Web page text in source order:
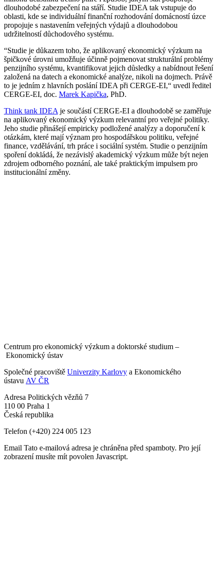
dlouhodobé zabezpečení na stáří. Studie IDEA tak vstupuje do
oblasti, kde se individuální finanční rozhodování domácností úzce
propojuje s nastavením veřejných výdajů a dlouhodobou
udržitelností důchodového systému.
“Studie je důkazem toho, že aplikovaný ekonomický výzkum na
špičkové úrovni umožňuje účinně pojmenovat strukturální problémy
penzijního systému, kvantifikovat jejich důsledky a nabídnout řešení
založená na datech a ekonomické analýze, nikoli na dojmech. Právě
to je jedním z hlavních poslání IDEA při CERGE-EI,“ uvedl ředitel
CERGE-EI, doc. Marek Kapička, PhD.
Think tank IDEA je součástí CERGE-EI a dlouhodobě se zaměřuje
na aplikovaný ekonomický výzkum relevantní pro veřejné politiky.
Jeho studie přinášejí empiricky podložené analýzy a doporučení k
otázkám, které mají význam pro hospodářskou politiku, veřejné
finance, vzdělávání, trh práce i sociální systém. Studie o penzijním
spoření dokládá, že nezávislý akademický výzkum může být nejen
zdrojem odborného poznání, ale také praktickým impulsem pro
institucionální změny.
Centrum pro ekonomický výzkum a doktorské studium –
Ekonomický ústav
Společné pracoviště Univerzity Karlovy a Ekonomického
ústavu AV ČR
Adresa Politických vězňů 7
110 00 Praha 1
Česká republika
Telefon (+420) 224 005 123
Email Tato e-mailová adresa je chráněna před spamboty. Pro její
zobrazení musíte mít povolen Javascript.